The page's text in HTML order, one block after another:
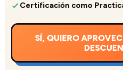
Certificación como
SÍ, QUIERO